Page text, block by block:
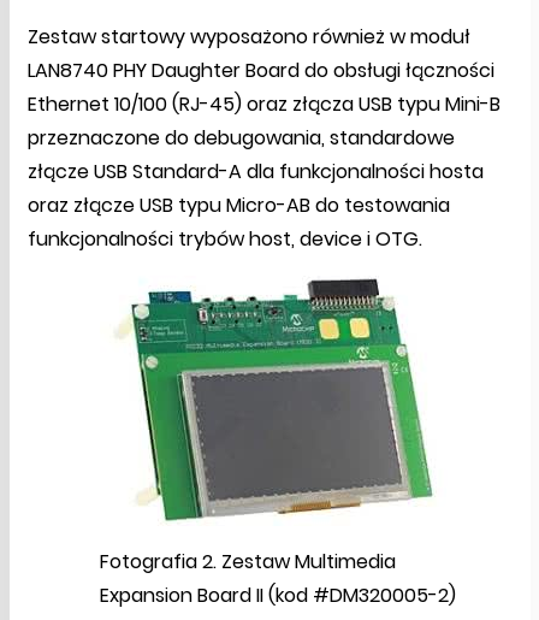
Zestaw startowy wyposażono również w moduł
LAN8740 PHY Daughter Board do obsługi łączności
Ethernet 10/100 (RJ-45) oraz złącza USB typu Mini-B
przeznaczone do debugowania, standardowe
złącze USB Standard-A dla funkcjonalności hosta
oraz złącze USB typu Micro-AB do testowania
funkcjonalności trybów host, device i OTG.
Fotografia 2. Zestaw Multimedia
Expansion Board II (kod #DM320005-2)